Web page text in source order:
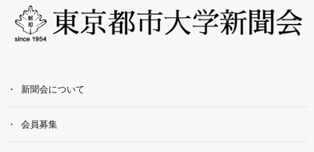
新聞会について
会員募集